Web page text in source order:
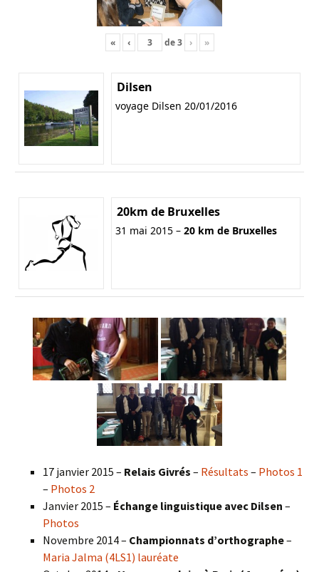
« ‹ de3 › »
Dilsen
voyage Dilsen 20/01/2016
20km de Bruxelles
31 mai 2015 – 20 km de Bruxelles
17 janvier 2015 – Relais Givrés – Résultats – Photos 1
– Photos 2
Janvier 2015 – Échange linguistique avec Dilsen –
Photos
Novembre 2014 – Championnats d’orthographe–
Maria Jalma (4LS1) lauréate